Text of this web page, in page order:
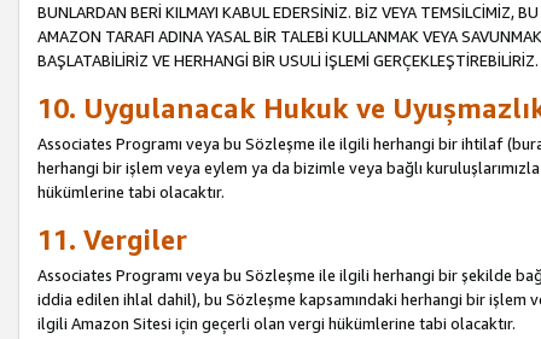
BUNLARDAN BERİ KILMAYI KABUL EDERSİNİZ. BİZ VEYA TEMSİLCİMİZ,
AMAZON TARAFI ADINA YASAL BİR TALEBİ KULLANMAK VEYA
BAŞLATABİLİRİZ VE HERHANGİ BİR USULİ İŞLEMİ GERÇEKLEŞTİREBİLİRİZ.
10. Uygulanacak Hukuk ve
Associates Programı veya bu Sözleşme ile ilgili herhangi bir ihtilaf
herhangi bir işlem veya eylem ya da bizimle veya bağlı
hükümlerine tabi olacaktır.
11. Vergiler
Associates Programı veya bu Sözleşme ile ilgili herhangi bir şekilde
iddia edilen ihlal dahil), bu Sözleşme kapsamındaki herhangi bir işlem
ilgili Amazon Sitesi için geçerli olan vergi hükümlerine tabi olacaktır.